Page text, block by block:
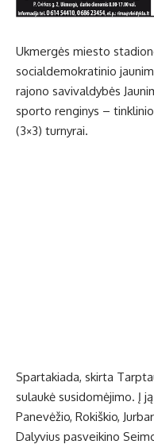
Ukmergės miesto
socialdemokratinio
rajono savivaldybės
sporto renginys –
(3×3) turnyrai.
Spartakiada, skirta
sulaukė susidomėjimo. Į
Panevėžio, Rokiškio,
Dalyvius pasveikino